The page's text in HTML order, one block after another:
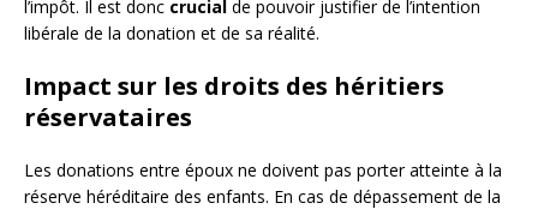
l’impôt. Il est donc crucial de pouvoir justifier de l’intention
libérale de la donation et de sa réalité.
Impact sur les droits des héritiers
réservataires
Les donations entre époux ne doivent pas porter atteinte à la
réserve héréditaire des enfants. En cas de dépassement de la